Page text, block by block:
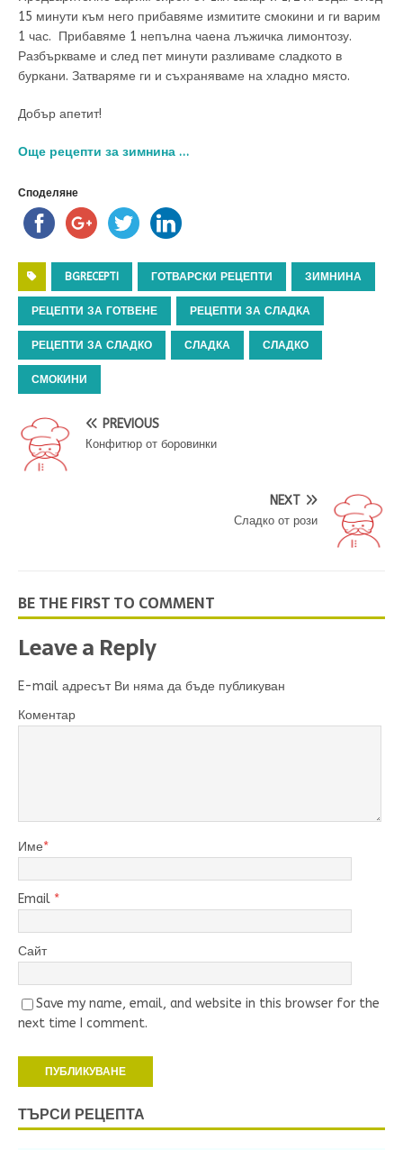
15 минути към него прибавяме измитите смокини и ги варим
1 час. Прибавяме 1 непълна чаена лъжичка лимонтозу.
Разбъркваме и след пет минути разливаме сладкото в
буркани. Затваряме ги и съхраняваме на хладно място.
Добър апетит!
Още рецепти за зимнина …
Споделяне
BGRECEPTI ГОТВАРСКИ РЕЦЕПТИ ЗИМНИНА
РЕЦЕПТИ ЗА ГОТВЕНЕ РЕЦЕПТИ ЗА СЛАДКА
РЕЦЕПТИ ЗА СЛАДКО СЛАДКА СЛАДКО
СМОКИНИ
PREVIOUS
Конфитюр от боровинки
NEXT
Сладко от рози
BE THE FIRST TO COMMENT
Leave a Reply
E-mail адресът Ви няма да бъде публикуван
Коментар
Име*
Email *
Сайт
Save my name, email, and website in this browser for the
next time I comment.
ТЪРСИ РЕЦЕПТА